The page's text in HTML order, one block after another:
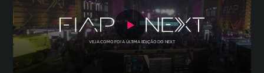
VEJA COMO FOI A ÚLTIMA EDIÇÃO DO NEXT